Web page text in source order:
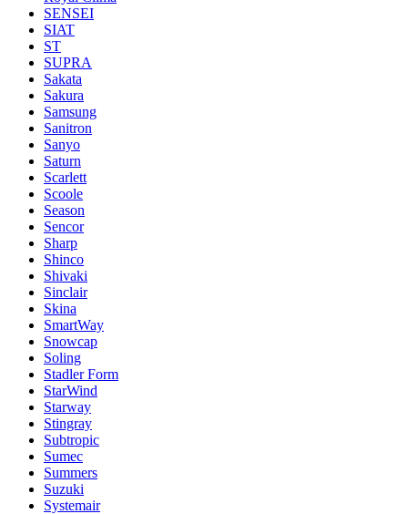
SENSEI
SIAT
ST
SUPRA
Sakata
Sakura
Samsung
Sanitron
Sanyo
Saturn
Scarlett
Scoole
Season
Sencor
Sharp
Shinco
Shivaki
Sinclair
Skina
SmartWay
Snowcap
Soling
Stadler Form
StarWind
Starway
Stingray
Subtropic
Sumec
Summers
Suzuki
Systemair